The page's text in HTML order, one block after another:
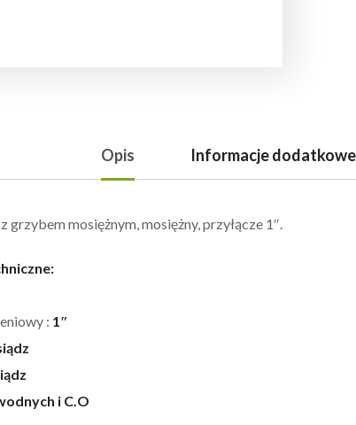
Opis Informacje dodatkowe
grzybem mosiężnym, mosiężny, przyłącze 1″.
: 1″
i C.O